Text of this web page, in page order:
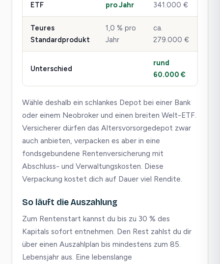
ETF
pro Jahr
341.000 €
Teures
Standardprodukt
1,0 % pro
Jahr
ca.
279.000 €
Unterschied
rund
60.000 €
Wähle deshalb ein schlankes Depot bei einer Bank
oder einem Neobroker und einen breiten Welt-ETF.
Versicherer dürfen das Altersvorsorgedepot zwar
auch anbieten, verpacken es aber in eine
fondsgebundene Rentenversicherung mit
Abschluss- und Verwaltungskosten. Diese
Verpackung kostet dich auf Dauer viel Rendite.
So läuft die Auszahlung
Zum Rentenstart kannst du bis zu 30 % des
Kapitals sofort entnehmen. Den Rest zahlst du dir
über einen Auszahlplan bis mindestens zum 85.
Lebensjahr aus. Eine lebenslange